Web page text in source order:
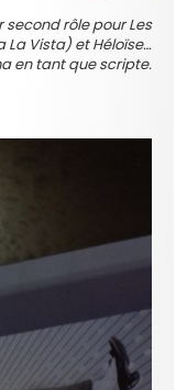
second rôle pour Les
Vista) et Héloïse…
en tant que scripte.